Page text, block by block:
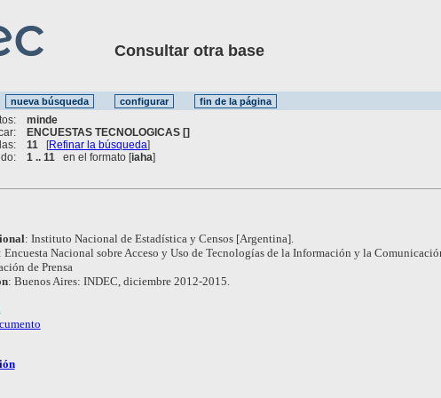
Consultar otra base
minde
ENCUESTAS TECNOLOGICAS []
11 [Refinar la búsqueda]
1 .. 11 en el formato [iaha]
: Instituto Nacional de Estadística y Censos [Argentina].
Encuesta Nacional sobre Acceso y Uso de Tecnologías de la Información y la
de Prensa
: Buenos Aires: INDEC, diciembre 2012-2015.